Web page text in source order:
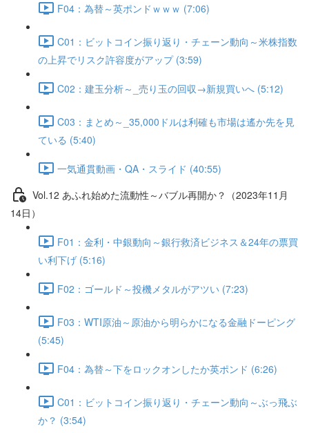
F04：為替～英ポンドｗｗｗ (7:06)
C01：ビットコイン振り返り・チェーン動向～米株指数
の上昇でリスク許容度がアップ (3:59)
C02：建玉分析～_売り玉の回収→新規買いへ (5:12)
C03：まとめ～_35,000ドルは利確も市場は遙か先を見
ている (5:40)
一気通貫動画・QA・スライド (40:55)
Vol.12 あふれ始めた流動性～バブル再開か？（2023年11月
14日）
F01：金利・中銀動向～銀行救済ビジネス＆24年の票買
い利下げ (5:16)
F02：ゴールド～投機メタルがアツい (7:23)
F03：WTI原油～原油から明らかになる金融ドーピング
(5:45)
F04：為替～下をロックオンしたか英ポンド (6:26)
C01：ビットコイン振り返り・チェーン動向～ぶっ飛ぶ
か？ (3:54)